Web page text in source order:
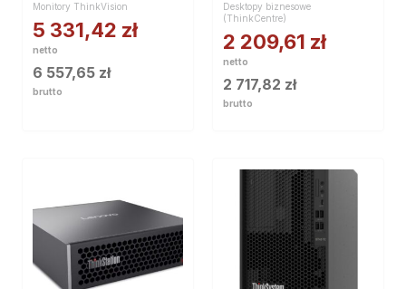
Monitory ThinkVision
5 331,42 zł
netto
6 557,65 zł
brutto
Desktopy biznesowe
(ThinkCentre)
2 209,61 zł
netto
2 717,82 zł
brutto